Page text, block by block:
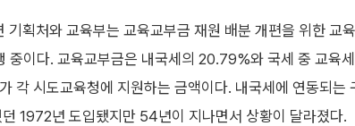
기획처와 교육부는 교육교부금 재원 배분 개편을 위한 교
중이다. 교육교부금은 내국세의 20.79%와 국세 중 교육
각 시도교육청에 지원하는 금액이다. 내국세에 연동되는
1972년 도입됐지만 54년이 지나면서 상황이 달라졌다.